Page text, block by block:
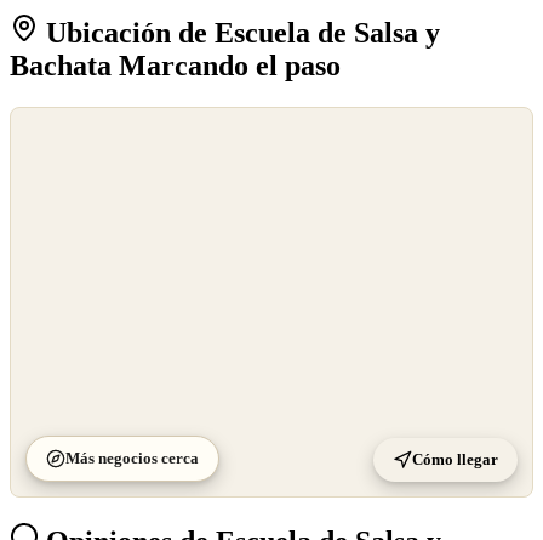
Ubicación de Escuela de Salsa y
Bachata Marcando el paso
Más negocios cerca Cómo llegar